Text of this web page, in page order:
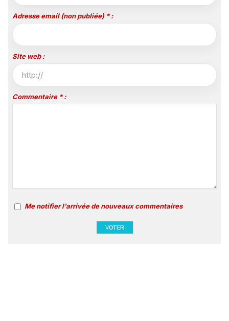
Adresse email (non publiée) * :
Site web :
Commentaire * :
Me notifier l'arrivée de nouveaux commentaires